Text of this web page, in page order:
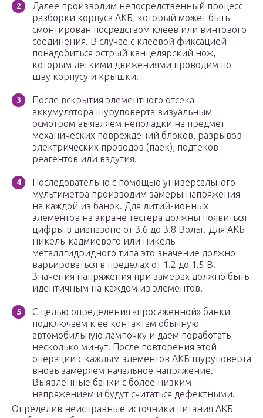
Далее производим непосредственный процесс
разборки корпуса АКБ, который может быть
смонтирован посредством клеев или винтового
соединения. В случае с клеевой фиксацией
понадобиться острый канцелярский нож,
которым легкими движениями проводим по
шву корпусу и крышки.
После вскрытия элементного отсека
аккумулятора шуруповерта визуальным
осмотром выявляем неполадки на предмет
механических повреждений блоков, разрывов
электрических проводов (паек), подтеков
реагентов или вздутия.
Последовательно с помощью универсального
мультиметра производим замеры напряжения
на каждой из банок. Для литий-ионных
элементов на экране тестера должны появиться
цифры в диапазоне от 3.6 до 3.8 Вольт. Для АКБ
никель-кадмиевого или никель-
металлгидридного типа это значение должно
варьироваться в пределах от 1.2 до 1.5 В.
Значения напряжения при замерах должно быть
идентичным на каждом из элементов.
С целью определения «просаженной» банки
подключаем к ее контактам обычную
автомобильную лампочку и даем поработать
несколько минут. После повторения этой
операции с каждым элементов АКБ шуруповерта
вновь замеряем начальное напряжение.
Выявленные банки с более низким
напряжением и будут считаться дефектными.
Определив неисправные источники питания АКБ